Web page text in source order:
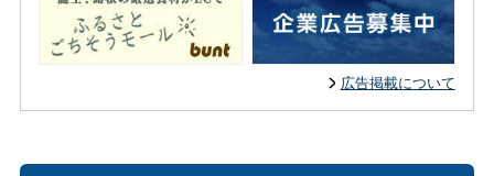
広告掲載について